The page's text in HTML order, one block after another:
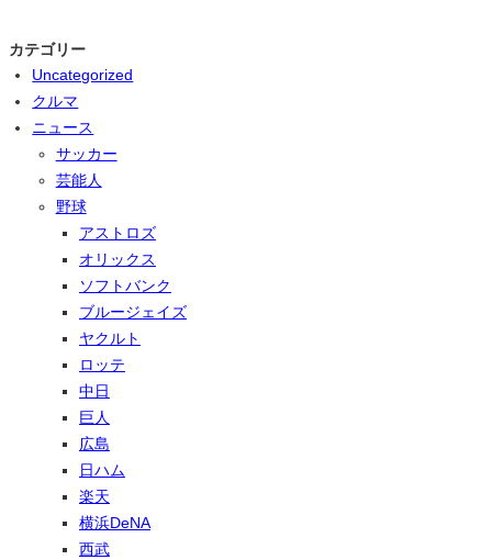
カテゴリー
Uncategorized
クルマ
ニュース
サッカー
芸能人
野球
アストロズ
オリックス
ソフトバンク
ブルージェイズ
ヤクルト
ロッテ
中日
巨人
広島
日ハム
楽天
横浜DeNA
西武